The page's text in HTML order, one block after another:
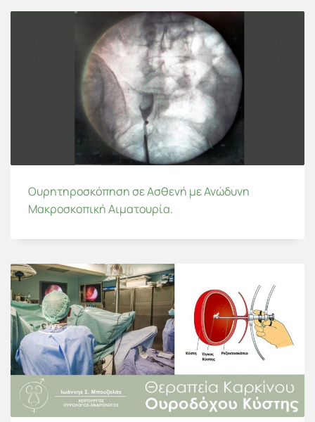
Ουρητηροσκόπηση σε Ασθενή με Ανώδυνη
Μακροσκοπική Αιματουρία.